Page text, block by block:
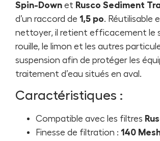
Spin-Down et Rusco Sediment
d’un raccord de 1,5 po. Réutilisable
nettoyer, il retient efficacement le
rouille, le limon et les autres
suspension afin de protéger les
traitement d’eau situés en aval.
Caractéristiques :
Compatible avec les filtres
Finesse de filtration : 140